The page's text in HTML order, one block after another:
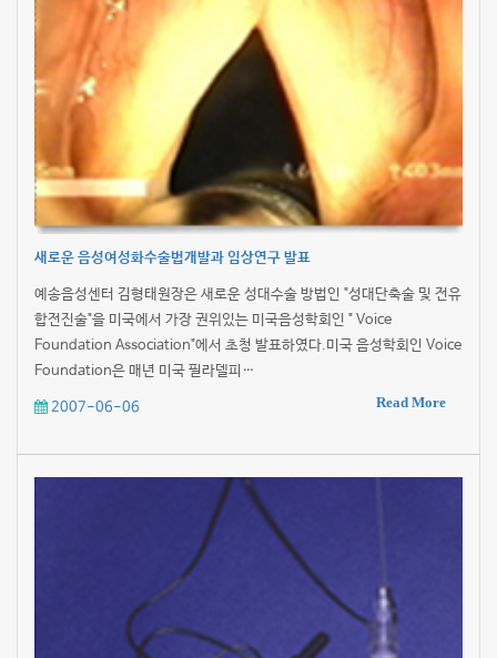
새로운 음성여성화수술법개발과 임상연구 발표
예송음성센터 김형태원장은 새로운 성대수술 방법인 "성대단축술 및 전유
합전진술"을 미국에서 가장 권위있는 미국음성학회인 " Voice
Foundation Association"에서 초청 발표하였다.미국 음성학회인 Voice
Foundation은 매년 미국 필라델피…
2007-06-06 Read More